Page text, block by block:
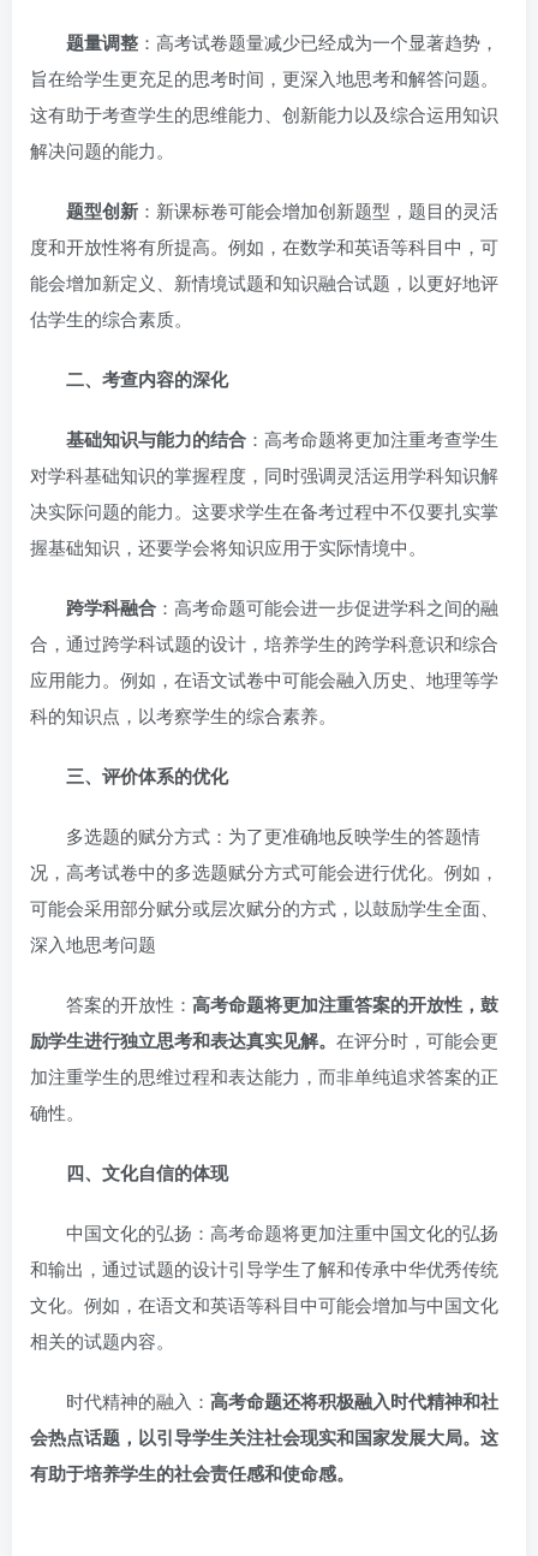
题量调整 ：高考试卷题量减少已经成为一个显著趋势，
旨在给学生更充足的思考时间，更深入地思考和解答问题。
这有助于考查学生的思维能力、创新能力以及综合运用知识
解决问题的能力。
题型创新 ：新课标卷可能会增加创新题型，题目的灵活
度和开放性将有所提高。例如，在数学和英语等科目中，可
能会增加新定义、新情境试题和知识融合试题，以更好地评
估学生的综合素质。
二、考查内容的深化
基础知识与能力的结合 ：高考命题将更加注重考查学生
对学科基础知识的掌握程度，同时强调灵活运用学科知识解
决实际问题的能力。这要求学生在备考过程中不仅要扎实掌
握基础知识，还要学会将知识应用于实际情境中。
跨学科融合 ：高考命题可能会进一步促进学科之间的融
合，通过跨学科试题的设计，培养学生的跨学科意识和综合
应用能力。例如，在语文试卷中可能会融入历史、地理等学
科的知识点，以考察学生的综合素养。
三、评价体系的优化
多选题的赋分方式：为了更准确地反映学生的答题情
况，高考试卷中的多选题赋分方式可能会进行优化。例如，
可能会采用部分赋分或层次赋分的方式，以鼓励学生全面、
深入地思考问题
答案的开放性： 高考命题将更加注重答案的开放性，鼓
励学生进行独立思考和表达真实见解。 在评分时，可能会更
加注重学生的思维过程和表达能力，而非单纯追求答案的正
确性。
四、文化自信的体现
中国文化的弘扬：高考命题将更加注重中国文化的弘扬
和输出，通过试题的设计引导学生了解和传承中华优秀传统
文化。例如，在语文和英语等科目中可能会增加与中国文化
相关的试题内容。
时代精神的融入： 高考命题还将积极融入时代精神和社
会热点话题，以引导学生关注社会现实和国家发展大局。这
有助于培养学生的社会责任感和使命感。